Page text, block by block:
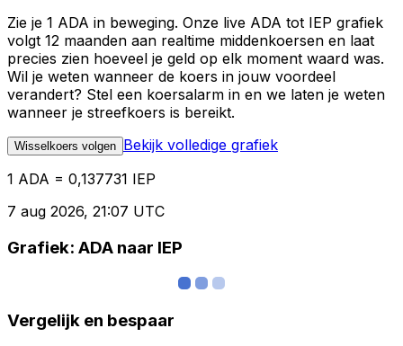
Zie je 1 ADA in beweging. Onze live ADA tot IEP grafiek
volgt 12 maanden aan realtime middenkoersen en laat
precies zien hoeveel je geld op elk moment waard was.
Wil je weten wanneer de koers in jouw voordeel
verandert? Stel een koersalarm in en we laten je weten
wanneer je streefkoers is bereikt.
Wisselkoers volgen Bekijk volledige grafiek
1 ADA = 0,137731 IEP
7 aug 2026, 21:07 UTC
Grafiek: ADA naar IEP
Vergelijk en bespaar